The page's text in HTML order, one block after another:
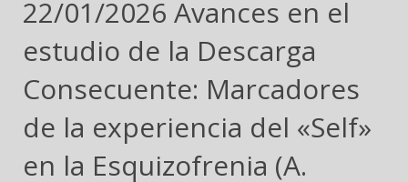
COLABORA
22/01/2026 Avances en el
estudio de la Descarga
Consecuente: Marcadores
de la experiencia del «Self»
en la Esquizofrenia (A.